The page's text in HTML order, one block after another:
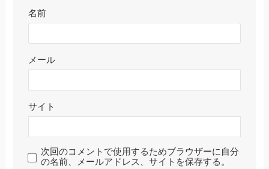
名前
メール
サイト
次回のコメントで使用するためブラウザーに自分
の名前、メールアドレス、サイトを保存する。